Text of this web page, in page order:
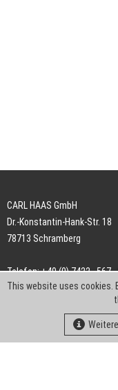
CARL HAAS GmbH
Dr.-Konstantin-Hank-Str. 18
78713 Schramberg
Telefon: +49 (0) 7422 . 567 -
Telefax: +49 (0) 7422 . 567 -
info-ch@kern-
This website uses cookies.